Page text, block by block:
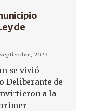
de
septiembre, 2022
se vivió
Deliberante de
a la